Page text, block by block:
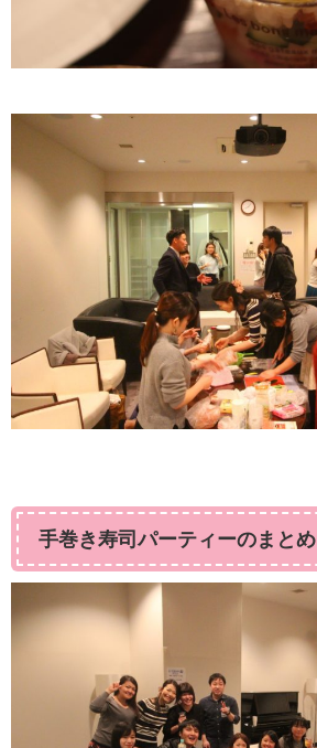
手巻き寿司パーティーのまとめ